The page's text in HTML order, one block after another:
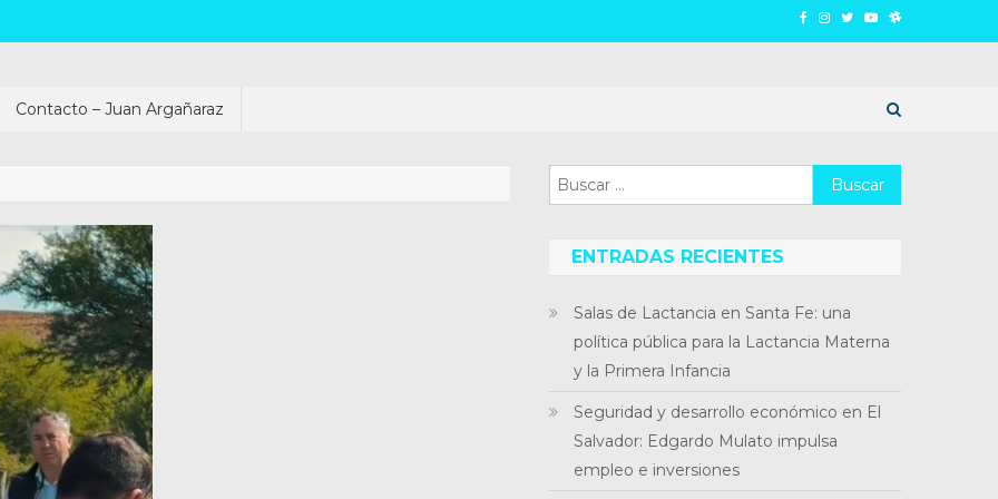
Contacto – Juan Argañaraz
Buscar:
ENTRADAS RECIENTES
Salas de Lactancia en Santa Fe: una
política pública para la Lactancia Materna
y la Primera Infancia
Seguridad y desarrollo económico en El
Salvador: Edgardo Mulato impulsa
empleo e inversiones